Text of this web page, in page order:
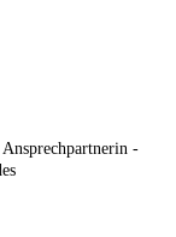
Ansprechpartnerin -